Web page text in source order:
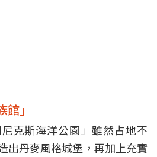
」
克斯海洋公園」雖然占地不
出丹麥風格城堡，再加上充實